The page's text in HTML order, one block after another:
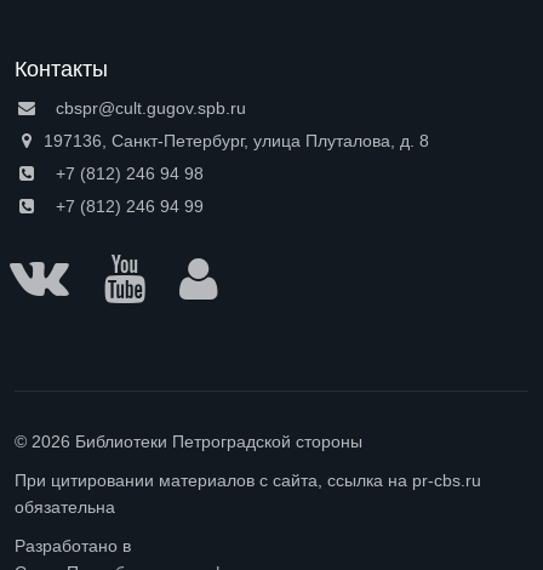
Контакты
cbspr@cult.gugov.spb.ru
197136, Санкт-Петербург, улица Плуталова, д. 8
+7 (812) 246 94 98
+7 (812) 246 94 99
© 2026 Библиотеки Петроградской стороны
При цитировании материалов с сайта, ссылка на pr-cbs.ru
обязательна
Разработано в